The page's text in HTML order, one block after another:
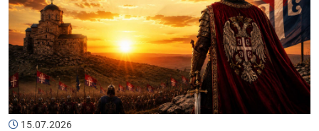
15.07.2026